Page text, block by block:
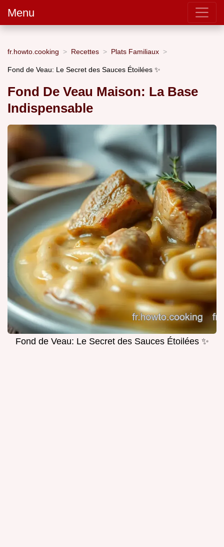
Menu
fr.howto.cooking Recettes Plats Familiaux
Fond de Veau: Le Secret des Sauces Étoilées ✨
Fond De Veau Maison: La Base
Indispensable
Fond de Veau: Le Secret des Sauces Étoilées ✨